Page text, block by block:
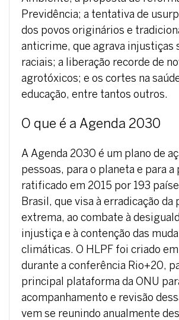
Previdência; a tentativa de
dos povos originários e
anticrime, que agrava injustiças
raciais; a liberação recorde de
agrotóxicos; e os cortes na
educação, entre tantos outros.
O que é a Agenda 2030
A Agenda 2030 é um plano de
pessoas, para o planeta e para a
ratificado em 2015 por 193
Brasil, que visa à erradicação da
extrema, ao combate à
injustiça e à contenção das
climáticas. O HLPF foi criado em
durante a conferência Rio+20,
principal plataforma da ONU
acompanhamento e revisão
vem se reunindo anualmente